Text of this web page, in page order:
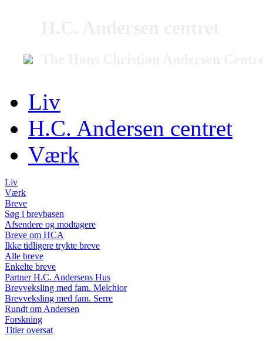
Liv
H.C. Andersen centret
Værk
Liv
Værk
Breve
Søg i brevbasen
Afsendere og modtagere
Breve om HCA
Ikke tidligere trykte breve
Alle breve
Enkelte breve
Partner H.C. Andersens Hus
Brevveksling med fam. Melchior
Brevveksling med fam. Serre
Rundt om Andersen
Forskning
Titler oversat